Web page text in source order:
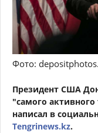
Фото:
Президент США
"самого
написал в
Tengrinews.kz.